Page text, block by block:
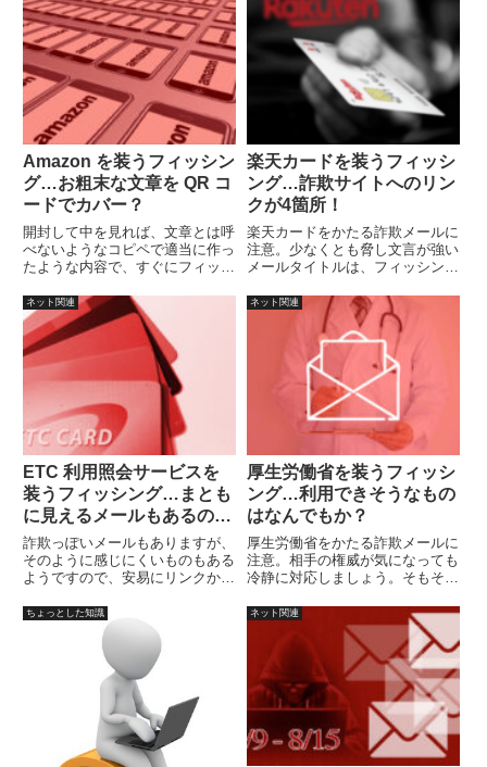
Amazon を装うフィッシン
グ…お粗末な文章を QR コ
ードでカバー？
開封して中を見れば、文章とは呼
べないようなコピペで適当に作っ
たような内容で、すぐにフィッシ
楽天カードを装うフィッシ
ング…詐欺サイトへのリン
クが4箇所！
楽天カードをかたる詐欺メールに
注意。少なくとも脅し文言が強い
メールタイトルは、フィッシング
ネット関連
ETC 利用照会サービスを
装うフィッシング…まとも
に見えるメールもあるので
要注意！
詐欺っぽいメールもありますが、
そのように感じにくいものもある
ようですので、安易にリンクから
う。
ネット関連
厚生労働省を装うフィッシ
ング…利用できそうなもの
はなんでもか？
厚生労働省をかたる詐欺メールに
注意。相手の権威が気になっても
冷静に対応しましょう。そもそも
ありますか？
ちょっとした知識 ネット関連